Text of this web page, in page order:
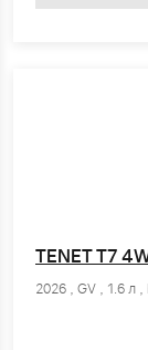
TENET T7
2026 , GV , 1.6 л